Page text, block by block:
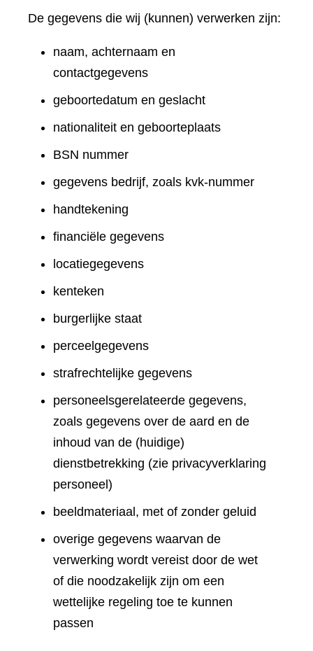
De gegevens die wij (kunnen) verwerken zijn:
naam, achternaam en
contactgegevens
geboortedatum en geslacht
nationaliteit en geboorteplaats
BSN nummer
gegevens bedrijf, zoals kvk-nummer
handtekening
financiële gegevens
locatiegegevens
kenteken
burgerlijke staat
perceelgegevens
strafrechtelijke gegevens
personeelsgerelateerde gegevens,
zoals gegevens over de aard en de
inhoud van de (huidige)
dienstbetrekking (zie privacyverklaring
personeel)
beeldmateriaal, met of zonder geluid
overige gegevens waarvan de
verwerking wordt vereist door de wet
of die noodzakelijk zijn om een
wettelijke regeling toe te kunnen
passen